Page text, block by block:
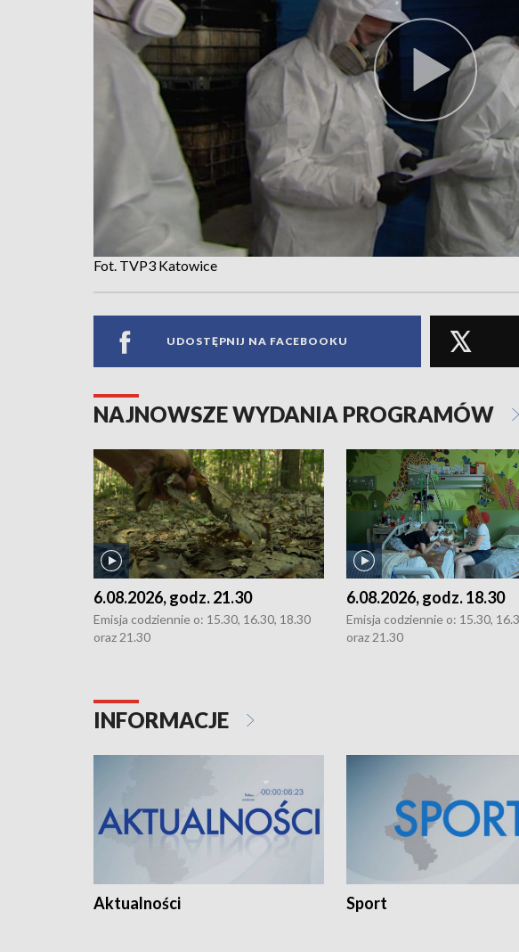
Fot. TVP3 Katowice
UDOSTĘPNIJ NA FACEBOOKU
NAJNOWSZE WYDANIA PROGRAMÓW
6.08.2026, godz. 21.30
Emisja codziennie o: 15.30, 16.30, 18.30
oraz 21.30
6.08.2026, godz. 18.30
Emisja codziennie o: 15.30,
oraz 21.30
INFORMACJE
Aktualności Sport